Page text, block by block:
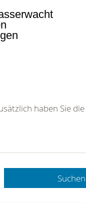
haben Sie
Suchen